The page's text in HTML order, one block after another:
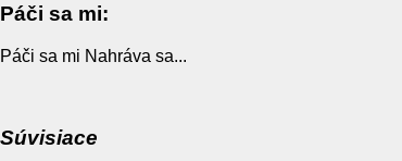
Páči sa mi:
Páči sa mi Nahráva sa...
Súvisiace